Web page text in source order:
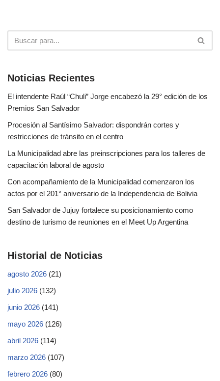
Noticias Recientes
El intendente Raúl “Chuli” Jorge encabezó la 29° edición de los
Premios San Salvador
Procesión al Santísimo Salvador: dispondrán cortes y
restricciones de tránsito en el centro
La Municipalidad abre las preinscripciones para los talleres de
capacitación laboral de agosto
Con acompañamiento de la Municipalidad comenzaron los
actos por el 201° aniversario de la Independencia de Bolivia
San Salvador de Jujuy fortalece su posicionamiento como
destino de turismo de reuniones en el Meet Up Argentina
Historial de Noticias
agosto 2026 (21)
julio 2026 (132)
junio 2026 (141)
mayo 2026 (126)
abril 2026 (114)
marzo 2026 (107)
febrero 2026 (80)